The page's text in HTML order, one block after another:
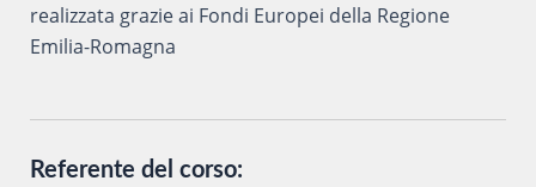
realizzata grazie ai Fondi Europei della Regione
Emilia-Romagna
Referente del corso: